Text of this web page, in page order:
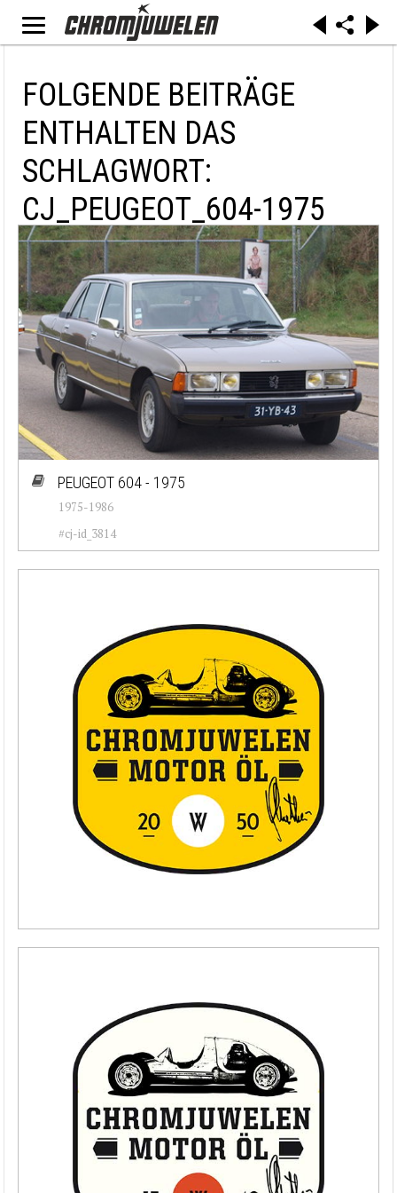
FOLGENDE BEITRÄGE
ENTHALTEN DAS
SCHLAGWORT:
CJ_PEUGEOT_604-1975
PEUGEOT 604 - 1975
1975-1986
#cj-id_3814